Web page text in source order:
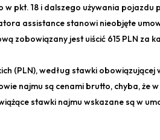
pkt. 18 i dalszego używania pojazdu
assistance stanowi nieobjęte
zobowiązany jest uiścić 615 PLN za
(PLN), według stawki obowiązującej
najmu są cenami brutto, chyba, że w
stawki najmu wskazane są w